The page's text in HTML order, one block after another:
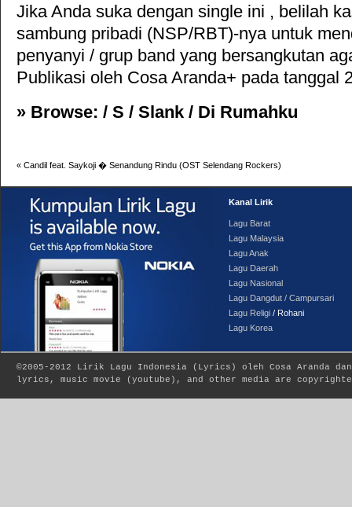
Jika Anda suka dengan single ini , belilah
sambung pribadi (NSP/RBT)-nya untuk
penyanyi / grup band yang bersangkutan
Publikasi oleh Cosa Aranda+ pada tanggal
» Browse: / S / Slank / Di Rumahku
« Candil feat. Saykoji � Senandung Rindu (OST Selendang Rockers)
Kanal Lirik
Lagu Barat
Lagu Malaysia
Lagu Anak
Lagu Daerah
Lagu Nasional
Lagu Dangdut / Campursari
Lagu Religi / Rohani
Lagu Korea
©2005-2012 Lirik Lagu Indonesia ( Lyrics ) oleh Cosa Aranda
lyrics, music movie (youtube), and other media are